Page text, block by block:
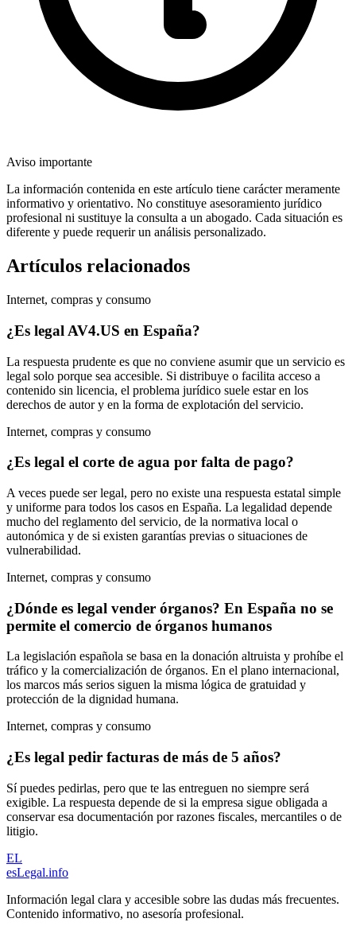
Aviso importante
La información contenida en este artículo tiene carácter meramente
informativo y orientativo. No constituye asesoramiento jurídico
profesional ni sustituye la consulta a un abogado. Cada situación es
diferente y puede requerir un análisis personalizado.
Artículos relacionados
Internet, compras y consumo
¿Es legal AV4.US en España?
La respuesta prudente es que no conviene asumir que un servicio es
legal solo porque sea accesible. Si distribuye o facilita acceso a
contenido sin licencia, el problema jurídico suele estar en los
derechos de autor y en la forma de explotación del servicio.
Internet, compras y consumo
¿Es legal el corte de agua por falta de pago?
A veces puede ser legal, pero no existe una respuesta estatal simple
y uniforme para todos los casos en España. La legalidad depende
mucho del reglamento del servicio, de la normativa local o
autonómica y de si existen garantías previas o situaciones de
vulnerabilidad.
Internet, compras y consumo
¿Dónde es legal vender órganos? En España no se
permite el comercio de órganos humanos
La legislación española se basa en la donación altruista y prohíbe el
tráfico y la comercialización de órganos. En el plano internacional,
los marcos más serios siguen la misma lógica de gratuidad y
protección de la dignidad humana.
Internet, compras y consumo
¿Es legal pedir facturas de más de 5 años?
Sí puedes pedirlas, pero que te las entreguen no siempre será
exigible. La respuesta depende de si la empresa sigue obligada a
conservar esa documentación por razones fiscales, mercantiles o de
litigio.
EL
esLegal.info
Información legal clara y accesible sobre las dudas más frecuentes.
Contenido informativo, no asesoría profesional.